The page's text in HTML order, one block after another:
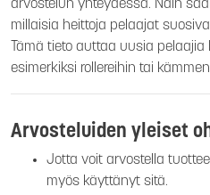
arvostelun yhteydessä. Näin
millaisia heittoja pelaajat
Tämä tieto auttaa uusia
esimerkiksi rollereihin tai
Arvosteluiden yleiset
Jotta voit arvostella
myös käyttänyt sitä.